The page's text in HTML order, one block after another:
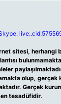
sitesi, herhangi
olup, gerçek
Gerçek
tesadüfidir.